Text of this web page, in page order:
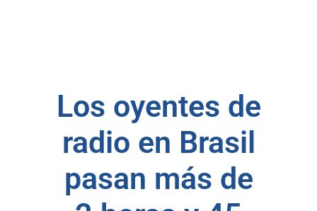
Los oyentes de
radio en Brasil
pasan más de